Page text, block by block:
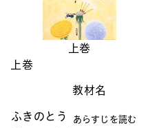
上巻
上巻
教材名
ふきのとう
あらすじを読む